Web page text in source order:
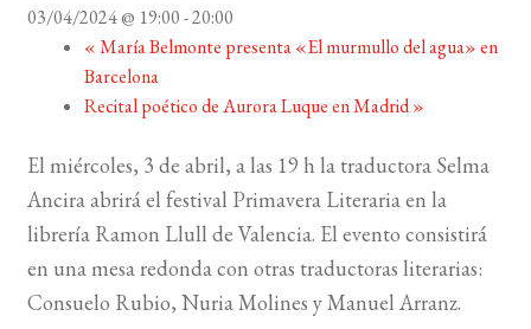
CONTACTO
LISTA DE LIBROS
03/04/2024 @ 19:00-20:00
«María Belmonte presenta «El murmullo del agua» en
Barcelona
Recital poético de Aurora Luque en Madrid»
El miércoles, 3 de abril, a las 19 h la traductora Selma
Ancira abrirá el festival Primavera Literaria en la
librería Ramon Llull de Valencia. El evento consistirá
en una mesa redonda con otras traductoras literarias:
Consuelo Rubio, Nuria Molines y Manuel Arranz.